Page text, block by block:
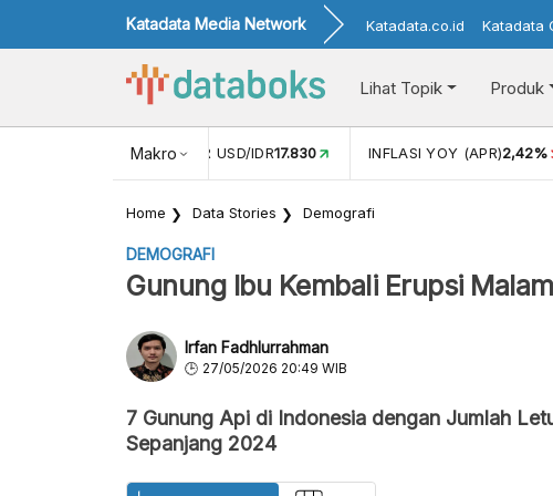
Katadata Media Network Katadata.co.id Katadata
Lihat Topik Produk
Makro
NILAI TUKAR USD/IDR17.830 INFLASI YOY (APR)2,42%
Home Data Stories Demografi
DEMOGRAFI
Gunung Ibu Kembali Erupsi
Irfan Fadhlurrahman
27/05/2026 20:49 WIB
7 Gunung Api di Indonesia dengan Jumlah
Sepanjang 2024